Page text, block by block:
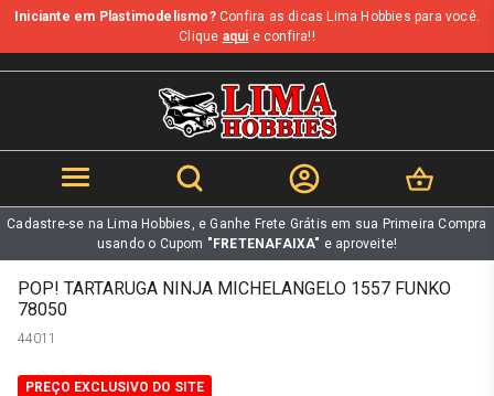
b
Iniciante em Plastimodelismo?Confira as dicas Lima Hobbies para você.
Clique aqui e confira!!
Cadastre-se na Lima Hobbies, e Ganhe Frete Grátis em sua Primeira Compra
usando o Cupom "FRETENAFAIXA" e aproveite!
POP! TARTARUGA NINJA MICHELANGELO 1557 FUNKO
78050
44011
PREÇO EXCLUSIVO DO SITE